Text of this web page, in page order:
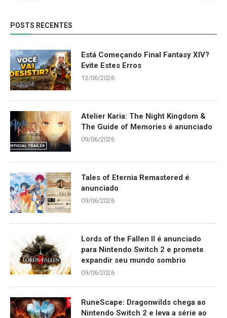
POSTS RECENTES
Está Começando Final Fantasy XIV?
Evite Estes Erros
13/06/2026
Atelier Karia: The Night Kingdom &
The Guide of Memories é anunciado
09/06/2026
Tales of Eternia Remastered é
anunciado
09/06/2026
Lords of the Fallen II é anunciado
para Nintendo Switch 2 e promete
expandir seu mundo sombrio
09/06/2026
RuneScape: Dragonwilds chega ao
Nintendo Switch 2 e leva a série ao